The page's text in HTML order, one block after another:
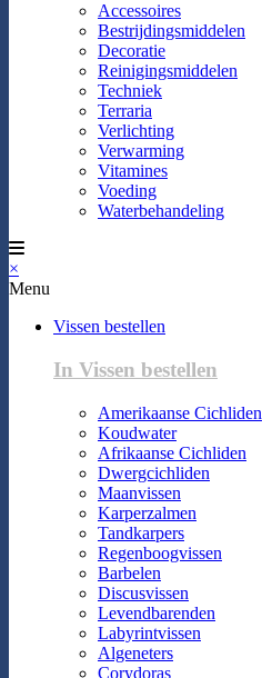
Accessoires
Bestrijdingsmiddelen
Decoratie
Reinigingsmiddelen
Techniek
Terraria
Verlichting
Verwarming
Vitamines
Voeding
Waterbehandeling
×
Menu
Vissen bestellen
In Vissen bestellen
Amerikaanse Cichliden
Koudwater
Afrikaanse Cichliden
Dwergcichliden
Maanvissen
Karperzalmen
Tandkarpers
Regenboogvissen
Barbelen
Discusvissen
Levendbarenden
Labyrintvissen
Algeneters
Corydoras